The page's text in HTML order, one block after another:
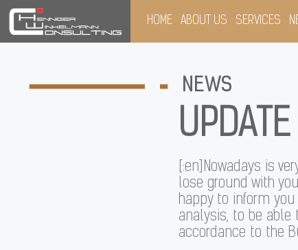
HOME ABOUT US SERVICES
NEWS
[:en]Nowadays is
lose ground with
happy to inform
analysis, to be able
accordance to the